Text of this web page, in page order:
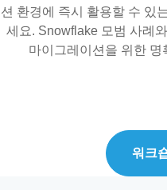
션 환경에 즉시 활용할 수 있
세요. Snowflake 모범 사례
마이그레이션을 위한
워크